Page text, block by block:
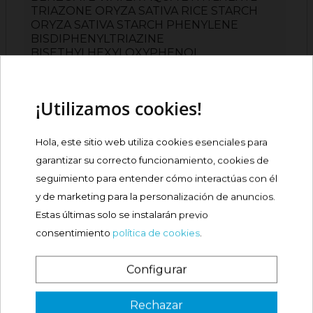
TRIAZONE ORYZA SATIVA RICE STARCH
ORYZA SATIVA STARCH PHENYLENE
BISDIPHENYLTRIAZINE
BISETHYLHEXYLOXYPHENOL
PRECAUCIÓN
COMPOSICIONES
OPINIONES
PRODUCTOS RELACIONADOS
¿Es tu primera vez? ¡SORPRESA!
¡Utilizamos cookies!
Hola, este sitio web utiliza cookies esenciales para
garantizar su correcto funcionamiento, cookies de
seguimiento para entender cómo interactúas con él
y de marketing para la personalización de anuncios.
Estas últimas solo se instalarán previo
consentimiento política de cookies.
Configurar
Rechazar